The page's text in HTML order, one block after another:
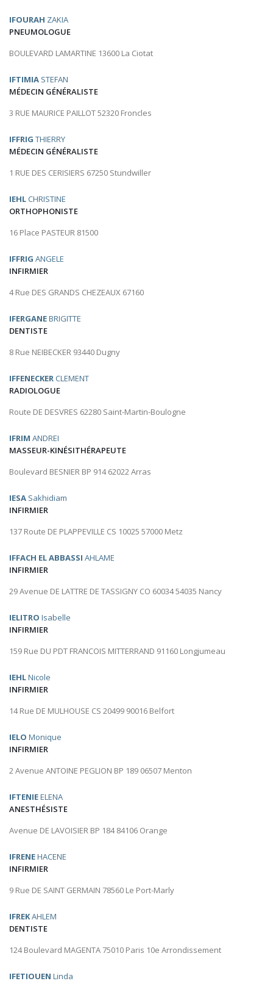
IFOURAH ZAKIA
PNEUMOLOGUE
BOULEVARD LAMARTINE 13600 La Ciotat
IFTIMIA STEFAN
MÉDECIN GÉNÉRALISTE
3 RUE MAURICE PAILLOT 52320 Froncles
IFFRIG THIERRY
MÉDECIN GÉNÉRALISTE
1 RUE DES CERISIERS 67250 Stundwiller
IEHL CHRISTINE
ORTHOPHONISTE
16 Place PASTEUR 81500
IFFRIG ANGELE
INFIRMIER
4 Rue DES GRANDS CHEZEAUX 67160
IFERGANEBRIGITTE
DENTISTE
8 Rue NEIBECKER 93440 Dugny
IFFENECKER CLEMENT
RADIOLOGUE
Route DE DESVRES 62280 Saint-Martin-Boulogne
IFRIM ANDREI
MASSEUR-KINÉSITHÉRAPEUTE
Boulevard BESNIER BP 914 62022 Arras
IESA Sakhidiam
INFIRMIER
137 Route DE PLAPPEVILLE CS 10025 57000 Metz
IFFACH EL ABBASSI AHLAME
INFIRMIER
29 Avenue DE LATTRE DE TASSIGNY CO 60034 54035 Nancy
IELITRO Isabelle
INFIRMIER
159 Rue DU PDT FRANCOIS MITTERRAND 91160 Longjumeau
IEHLNicole
INFIRMIER
14 Rue DE MULHOUSE CS 20499 90016 Belfort
IELO Monique
INFIRMIER
2 Avenue ANTOINE PEGLION BP 189 06507 Menton
IFTENIEELENA
ANESTHÉSISTE
Avenue DE LAVOISIER BP 184 84106 Orange
IFRENEHACENE
INFIRMIER
9 Rue DE SAINT GERMAIN 78560 Le Port-Marly
IFREKAHLEM
DENTISTE
124 Boulevard MAGENTA 75010 Paris 10e Arrondissement
IFETIOUEN Linda